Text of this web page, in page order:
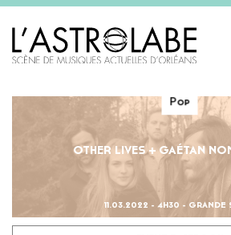
Pop
OTHER LIVES + GAÉTAN
11.03.2022 - 4H30 - GRANDE